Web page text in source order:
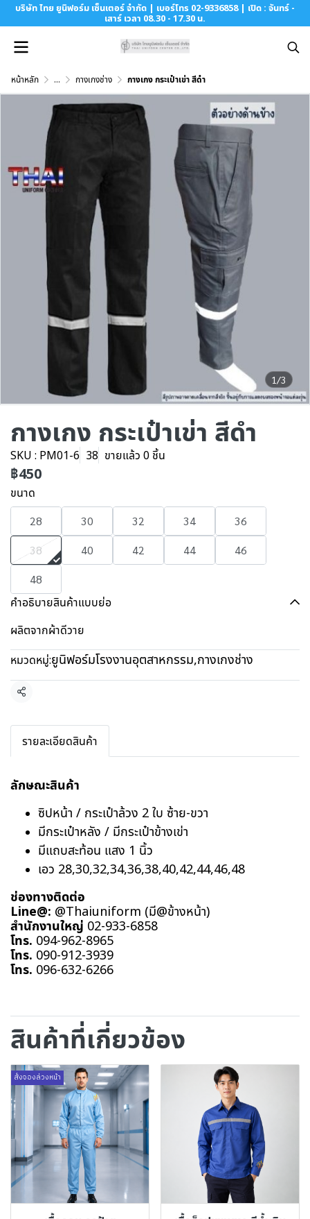
บริษัท ไทย ยูนิฟอร์ม เซ็นเตอร์ จำกัด | เบอร์โทร 02-9336858 | เปิด : จันทร์ -
เสาร์ เวลา 08.30 - 17.30 น.
หน้าหลัก ... กางเกงช่าง กางเกง กระเป๋าเข่า สีดำ
1/3
กางเกง กระเป๋าเข่า สีดำ
SKU : PM01-6 38 ขายแล้ว 0 ชิ้น
฿450
ขนาด
28 30 32 34
36
38
40 42 44
46
48
คำอธิบายสินค้าแบบย่อ
ผลิตจากผ้าดีวาย
หมวดหมู่:ยูนิฟอร์มโรงงานอุตสาหกรรม,กางเกงช่าง
แชร์
รายละเอียดสินค้า
ลักษณะสินค้า
ซิปหน้า / กระเป๋าล้วง 2 ใบ ซ้าย-ขวา
มีกระเป๋าหลัง / มีกระเป๋าข้างเข่า
มีแถบสะท้อน แสง 1 นิ้ว
เอว 28,30,32,34,36,38,40,42,44,46,48
ช่องทางติดต่อ
Line@: @Thaiuniform (มี@ข้างหน้า)
สำนักงานใหญ่ 02-933-6858
โทร. 094-962-8965
โทร. 090-912-3939
โทร. 096-632-6266
สินค้าที่เกี่ยวข้อง
สั่งจองล่วงหน้า